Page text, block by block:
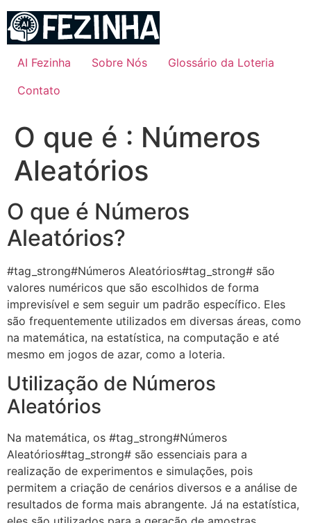
para
conteúdo
AI Fezinha Sobre Nós
Glossário da Loteria
Contato
O que é : Números
Aleatórios
O que é Números
Aleatórios?
#tag_strong#Números Aleatórios#tag_strong# são
valores numéricos que são escolhidos de forma
imprevisível e sem seguir um padrão específico. Eles
são frequentemente utilizados em diversas áreas, como
na matemática, na estatística, na computação e até
mesmo em jogos de azar, como a loteria.
Utilização de Números
Aleatórios
Na matemática, os #tag_strong#Números
Aleatórios#tag_strong# são essenciais para a
realização de experimentos e simulações, pois
permitem a criação de cenários diversos e a análise de
resultados de forma mais abrangente. Já na estatística,